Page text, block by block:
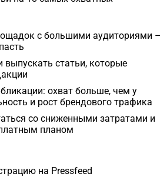
с большими аудиториями –
выпускать статьи, которые
охват больше, чем у
и рост брендового трафика
со сниженными затратами и
планом
на Pressfeed